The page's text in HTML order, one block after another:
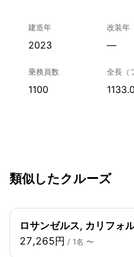
建造年
2023
改装年
—
乗務員数
1100
全長（
1133.0
類似したクルーズ
ロサンゼルス, カリフォ
27,265円 / 1名 〜